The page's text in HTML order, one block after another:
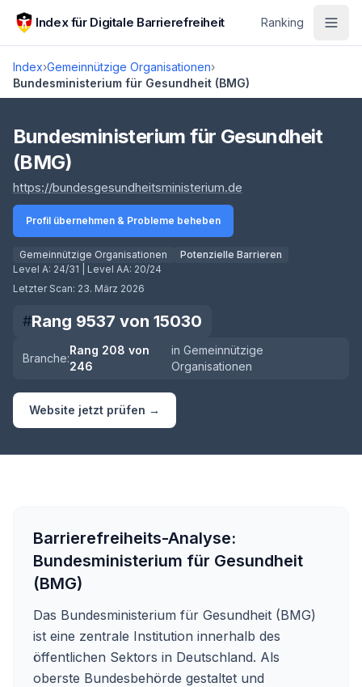
Zum Hauptinhalt springen
Index für Digitale Barrierefreiheit Ranking
Index›Gemeinnützige Organisationen›
Bundesministerium für Gesundheit (BMG)
Score lädt
Bundesministerium für Gesundheit
(BMG)
https://bundesgesundheitsministerium.de
Profil übernehmen & Probleme beheben
Gemeinnützige Organisationen
Potenzielle Barrieren
Level A: 24/31 | Level AA: 20/24
Letzter Scan: 23. März 2026
#Rang 9537 von 15030
Branche:
Rang 208 von
246
in Gemeinnützige
Organisationen
Website jetzt prüfen →
Barrierefreiheits-Analyse:
Bundesministerium für Gesundheit
(BMG)
Das Bundesministerium für Gesundheit (BMG)
ist eine zentrale Institution innerhalb des
öffentlichen Sektors in Deutschland. Als
oberste Bundesbehörde gestaltet und